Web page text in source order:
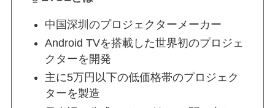
中国深圳のプロジェクターメーカー
Android TVを搭載した世界初のプロジェ
クターを開発
主に5万円以下の低価格帯のプロジェク
ターを製造